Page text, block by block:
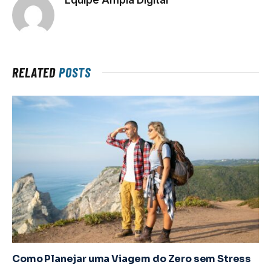
RELATEDPOSTS
Como Planejar uma Viagem do Zero sem Stress